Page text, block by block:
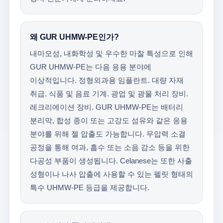
왜 GUR UHMW-PE인가?
내마모성, 내화학성 및 우수한 마찰 특성으로 인해
GUR UHMW-PE는 다음 응용 분야에
이상적입니다. 정형외과용 임플란트. 대량 자재
취급. 식품 및 음료 기계. 광업 및 광물 처리 장비.
레크리에이션 장비. GUR UHMW-PE는 배터리
분리막, 합성 종이 또는 고강도 섬유와 같은 응용
분야를 위해 젤 압출도 가능합니다. 무압력 소결
공정을 통해 여과, 흡수 또는 소음 감소 등을 위한
다공성 부품이 생성됩니다. Celanese는 또한 사출
성형이나 나사 압출에 사용할 수 있는 펠릿 형태의
특수 UHMW-PE 등급을 제공합니다.